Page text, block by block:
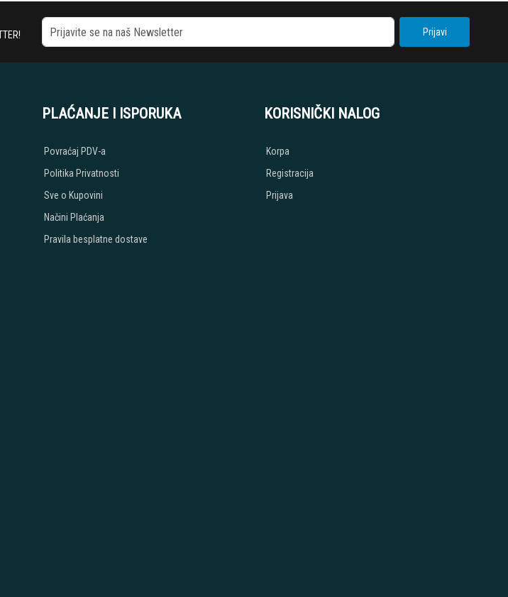
Prijavi
PLAĆANJE I ISPORUKA
Povraćaj PDV-a
Politika Privatnosti
Sve o Kupovini
Načini Plaćanja
Pravila besplatne dostave
KORISNIČKI NALOG
Korpa
Registracija
Prijava